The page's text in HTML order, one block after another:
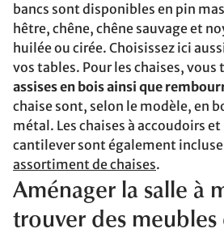
bancs sont disponibles en pin
hêtre, chêne, chêne sauvage et
huilée ou cirée. Choisissez ici
vos tables. Pour les chaises, vous
assises en bois ainsi que
chaise sont, selon le modèle, en
métal. Les chaises à accoudoirs et
cantilever sont également
assortiment de chaises.
Aménager la salle à
trouver des meubles